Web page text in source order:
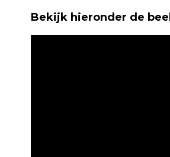
Bekijk hieronder de